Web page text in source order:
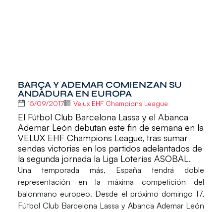
BARÇA Y ADEMAR COMIENZAN SU
ANDADURA EN EUROPA
15/09/2017 Velux EHF Champions League
El Fútbol Club Barcelona Lassa y el Abanca
Ademar León debutan este fin de semana en la
VELUX EHF Champions League, tras sumar
sendas victorias en los partidos adelantados de
la segunda jornada la Liga Loterías ASOBAL.
Una temporada más, España tendrá doble
representación en la máxima competición del
balonmano europeo. Desde el próximo domingo 17,
Fútbol Club Barcelona Lassa yAbanca Ademar León